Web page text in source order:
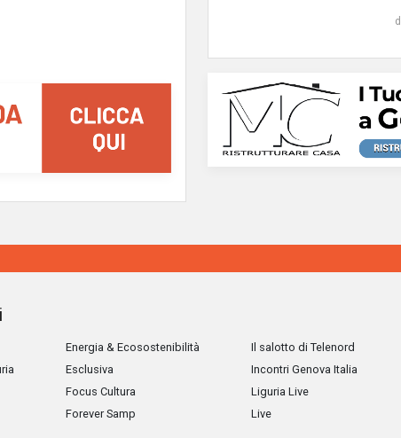
Energia & Ecosostenibilità
Esclusiva
Focus Cultura
Forever Samp
Il salotto di Telenord
Incontri Genova Italia
Liguria Live
Live